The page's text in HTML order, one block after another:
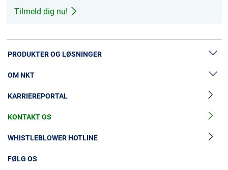
Tilmeld dig nu!
PRODUKTER OG LØSNINGER
Lavspændingskabler
Mellemspændingskabler
Højspændingskabelløsninger
Tilbehør til mellemspændingskabler
OM NKT
Nyheder & Presse
Vores historie
Investorer
Bæredygtighed
KARRIEREPORTAL
KONTAKT OS
WHISTLEBLOWER HOTLINE
FØLG OS